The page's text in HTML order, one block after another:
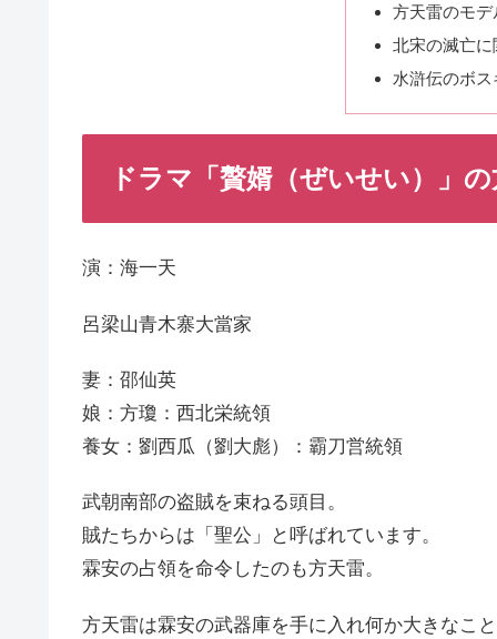
方天雷のモデ
北宋の滅亡に
水滸伝のボ
ドラマ「贅婿（ぜいせい）」
演：海一天
呂梁山青木寨大當家
妻：邵仙英
娘：方瓊：西北栄統領
養女：劉西瓜（劉大彪）：霸刀営統領
武朝南部の盗賊を束ねる頭目。
賊たちからは「聖公」と呼ばれています。
霖安の占領を命令したのも方天雷。
方天雷は霖安の武器庫を手に入れ何か大きなこ